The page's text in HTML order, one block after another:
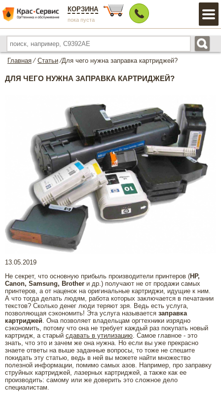
КОРЗИНА
пока пуста
Главная ⁄ Статьи ⁄Для чего нужна заправка картриджей?
ДЛЯ ЧЕГО НУЖНА ЗАПРАВКА КАРТРИДЖЕЙ?
13.05.2019
Не секрет, что основную прибыль производители принтеров (HP,
Canon, Samsung, Brother и др.) получают не от продажи самых
принтеров, а от наценок на оригинальные картриджи, идущие к ним.
А что тогда делать людям, работа которых заключается в печатании
текстов? Сколько денег люди теряют зря. Ведь есть услуга,
позволяющая сэкономить! Эта услуга называется заправка
картриджей. Она позволяет владельцам оргтехники изрядно
сэкономить, потому что она не требует каждый раз покупать новый
картридж, а старый сдавать в утилизацию. Самое главное - это
знать, что это и зачем же она нужна. Но если вы уже прекрасно
знаете ответы на выше заданные вопросы, то тоже не спешите
покидать эту статью, ведь в ней вы можете найти множество
полезной информации, помимо самых азов. Например, про заправку
струйных картриджей, лазерных картриджей, а также как ее
производить: самому или же доверить это сложное дело
специалистам.